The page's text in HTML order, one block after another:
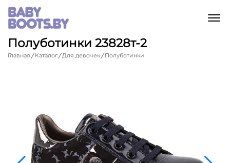
Полуботинки 23828т-2
Главная Каталог Для девочек Полуботинки